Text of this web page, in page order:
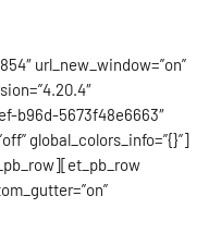
url_new_window=”on”
b96d-5673f48e6663″
global_colors_info=”{}”]